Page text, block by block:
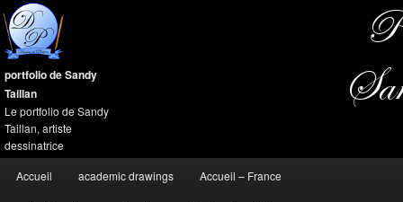
portfolio de Sandy
Taillan
Le portfolio de Sandy
Taillan, artiste
dessinatrice
principal
Aller
Aller
Accueil academic drawings Accueil – France